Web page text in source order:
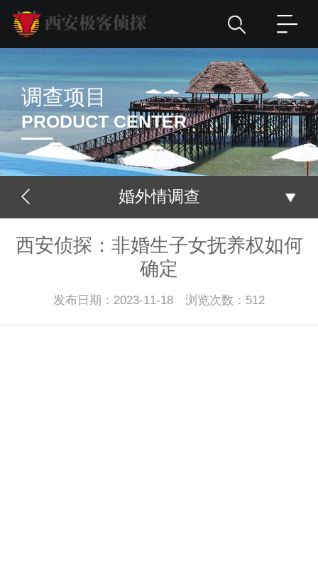
调查项目
PRODUCT CENTER
婚外情调查
西安侦探：非婚生子女抚养权如何
确定
发布日期：2023-11-18 浏览次数：512